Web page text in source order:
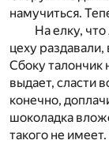
намучиться.
На елку,
цеху
Сбоку талончик
выдает, сласти
конечно,
шоколадка
такого не